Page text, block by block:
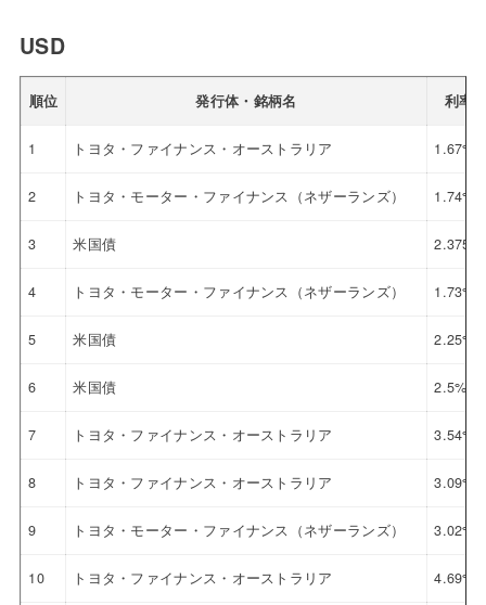
USD
順位 発行体・銘柄名 利率
1 トヨタ・ファイナンス・オーストラリア 1.67%
2 トヨタ・モーター・ファイナンス（ネザーランズ） 1.74%
3 米国債 2.375%
4 トヨタ・モーター・ファイナンス（ネザーランズ） 1.73%
5 米国債 2.25%
6 米国債 2.5%
7 トヨタ・ファイナンス・オーストラリア 3.54%
8 トヨタ・ファイナンス・オーストラリア 3.09%
9 トヨタ・モーター・ファイナンス（ネザーランズ） 3.02%
10 トヨタ・ファイナンス・オーストラリア 4.69%